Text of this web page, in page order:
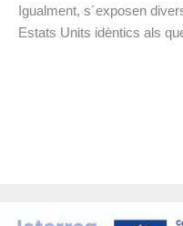
Igualment, s´exposen
Estats Units idèntics als